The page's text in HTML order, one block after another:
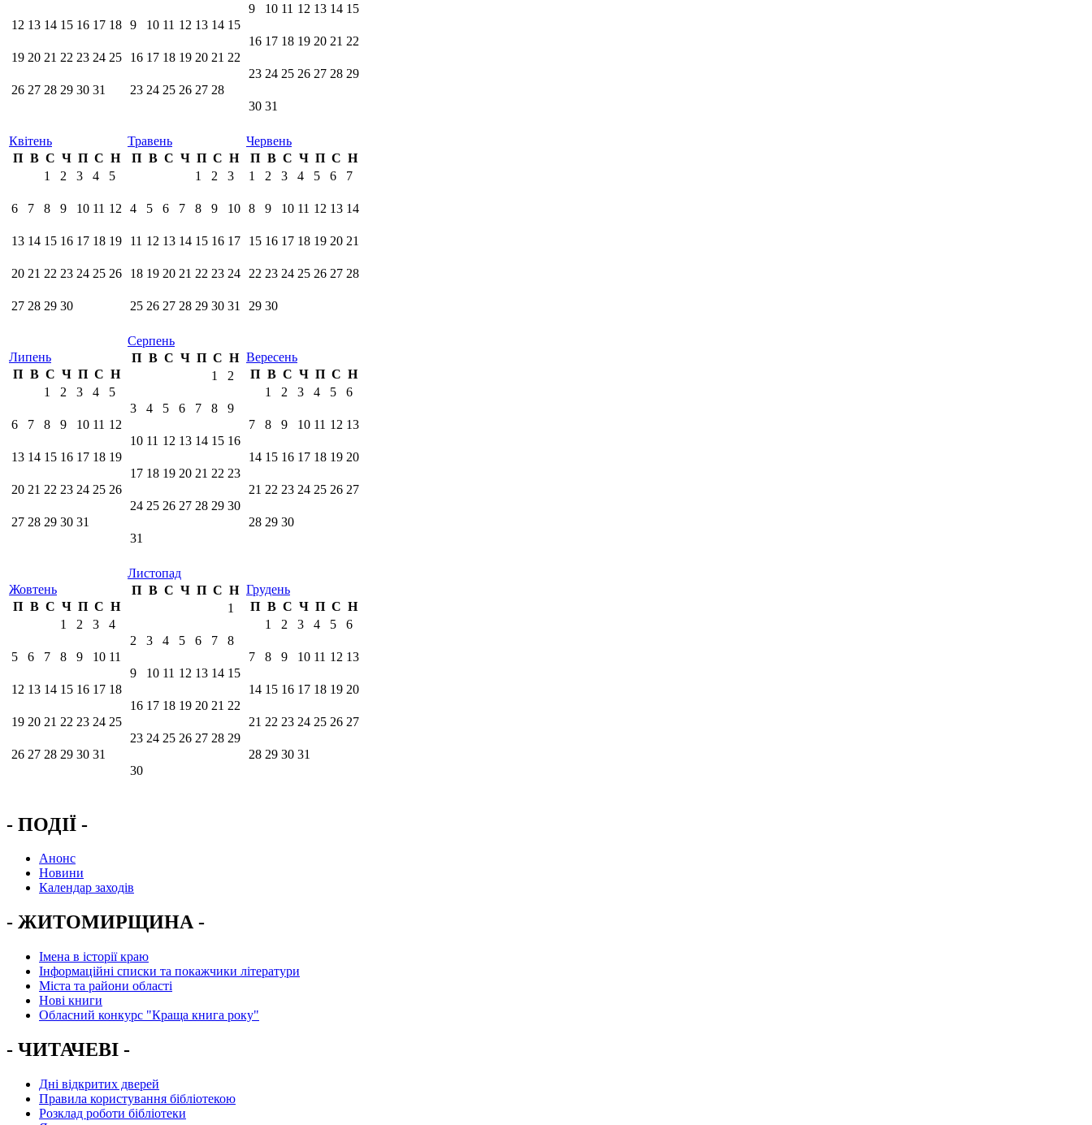
12 13 14 15 16 17 18
19 20 21 22 23 24 25
26 27 28 29 30 31
9 10 11 12 13 14 15
16 17 18 19 20 21 22
23 24 25 26 27 28
9 10 11 12 13 14 15
16 17 18 19 20 21 22
23 24 25 26 27 28 29
30 31
Квітень
П В С Ч П С Н
1
2 3 4 5
6 7 8 9 10 11 12
13 14 15 16 17 18 19
20 21 22 23 24 25 26
27 28 29 30
Травень
П В С Ч П С Н
1
2 3
4 5 6 7 8 9 10
11 12 13 14 15 16 17
18 19 20 21 22 23 24
25 26 27 28 29 30 31
Червень
П В С Ч П С Н
1
2 3 4 5 6 7
8 9 10 11 12 13 14
15 16 17 18 19 20 21
22 23 24 25 26 27 28
29 30
Липень
П В С Ч П С Н
1
2 3 4 5
6 7 8 9 10 11 12
13 14 15 16 17 18 19
20 21 22 23 24 25 26
27 28 29 30 31
Серпень
П В С Ч П С Н
1
2
3 4 5 6 7 8 9
10 11 12 13 14 15 16
17 18 19 20 21 22 23
24 25 26 27 28 29 30
31
Вересень
П В С Ч П С Н
1
2 3 4 5 6
7 8 9 10 11 12 13
14 15 16 17 18 19 20
21 22 23 24 25 26 27
28 29 30
Жовтень
П В С Ч П С Н
1
2 3 4
5 6 7 8 9 10 11
12 13 14 15 16 17 18
19 20 21 22 23 24 25
26 27 28 29 30 31
Листопад
П В С Ч П С Н
1
2 3 4 5 6 7 8
9 10 11 12 13 14 15
16 17 18 19 20 21 22
23 24 25 26 27 28 29
30
Грудень
П В С Ч П С Н
1
2 3 4 5 6
7 8 9 10 11 12 13
14 15 16 17 18 19 20
21 22 23 24 25 26 27
28 29 30 31
- ПОДІЇ -
Анонс
Новини
Календар заходів
- ЖИТОМИРЩИНА -
Імена в історії краю
Інформаційні списки та покажчики літератури
Міста та райони області
Нові книги
Обласний конкурс "Краща книга року"
- ЧИТАЧЕВІ -
Дні відкритих дверей
Правила користування бібліотекою
Розклад роботи бібліотеки